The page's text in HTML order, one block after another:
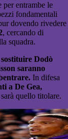
per entrambe le
fondamentali
dovendo rivedere
, cercando di
squadra.
Dodò
saranno
In difesa
a De Gea,
quello titolare.